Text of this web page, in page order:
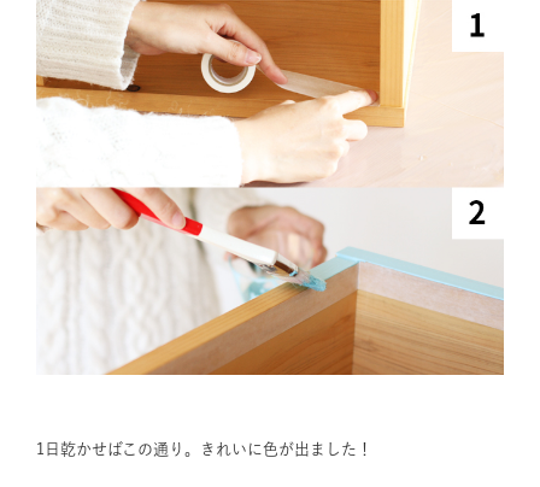
1日乾かせばこの通り。きれいに色が出ました！